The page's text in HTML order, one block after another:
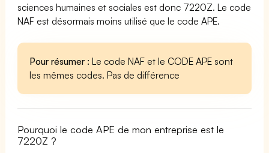
sciences humaines et sociales est donc 7220Z. Le code
NAF est désormais moins utilisé que le code APE.
Pour résumer : Le code NAF et le CODE APE sont
les mêmes codes. Pas de différence
Pourquoi le code APE de mon entreprise est le
7220Z ?